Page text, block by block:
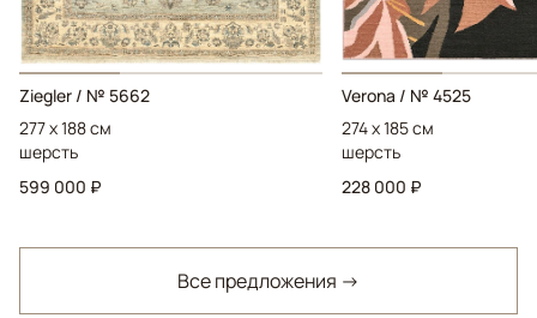
Ziegler / № 5662
277 x 188 см
шерсть
599 000 ₽
Verona / № 4525
274 x 185 см
шерсть
228 000 ₽
Все предложения →